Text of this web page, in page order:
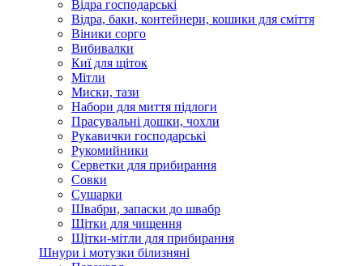
Відра господарські
Відра, баки, контейнери, кошики для сміття
Віники сорго
Вибивалки
Киї для щіток
Мітли
Миски, тази
Набори для миття підлоги
Прасувальні дошки, чохли
Рукавички господарські
Рукомийники
Серветки для прибирання
Совки
Сушарки
Швабри, запаски до швабр
Щітки для чищення
Щітки-мітли для прибирання
Шнури і мотузки білизняні